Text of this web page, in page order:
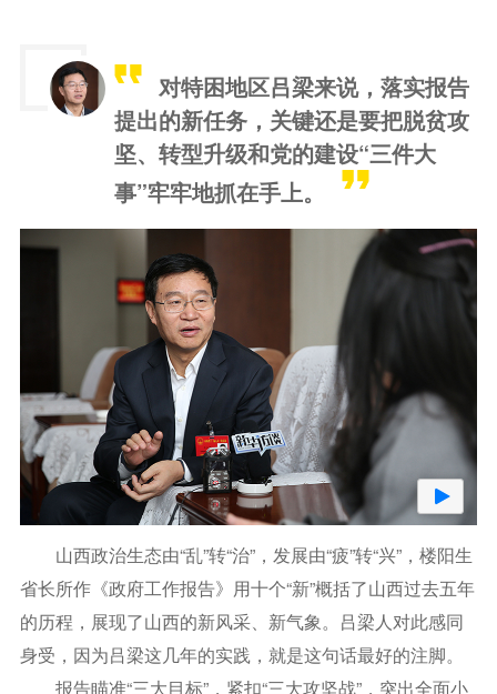
对特困地区吕梁来说，落实报告
提出的新任务，关键还是要把脱贫攻
坚、转型升级和党的建设“三件大
事”牢牢地抓在手上。
山西政治生态由“乱”转“治”，发展由“疲”转“兴”，楼阳生
省长所作《政府工作报告》用十个“新”概括了山西过去五年
的历程，展现了山西的新风采、新气象。吕梁人对此感同
身受，因为吕梁这几年的实践，就是这句话最好的注脚。
报告瞄准“三大目标”，紧扣“三大攻坚战”，突出全面小